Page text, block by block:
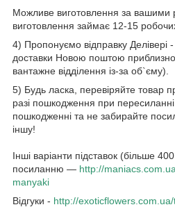
Можливе виготовлення за вашими
виготовлення займає 12-15
4) Пропонуємо відправку Делівері
доставки Новою поштою приблизно
вантажне відділення із-за об`єму).
5) Будь ласка, перевіряйте товар
разі пошкодження при пересиланні
пошкодженні та не забирайте
іншу!
Інші варіанти підставок (більше
посиланню — http://
manyaki​
Відгуки - http://